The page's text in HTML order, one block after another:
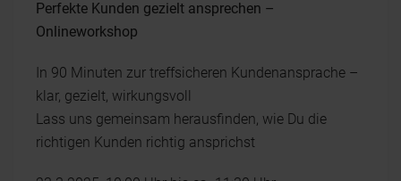
Perfekte Kunden gezielt ansprechen –
Onlineworkshop
In 90 Minuten zur treffsicheren Kundenansprache –
klar, gezielt, wirkungsvoll
Lass uns gemeinsam herausfinden, wie Du die
richtigen Kunden richtig ansprichst